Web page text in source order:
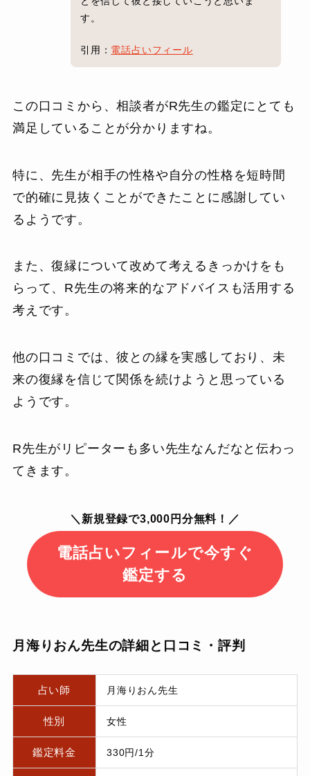
す。
引用： 電話占いフィール
この口コミから、相談者がR先生の鑑定にとても
満足していることが分かりますね。
特に、先生が相手の性格や自分の性格を短時間
で的確に見抜くことができたことに感謝してい
るようです。
また、復縁について改めて考えるきっかけをも
らって、R先生の将来的なアドバイスも活用する
考えです。
他の口コミでは、彼との縁を実感しており、未
来の復縁を信じて関係を続けようと思っている
ようです。
R先生がリピーターも多い先生なんだなと伝わっ
てきます。
＼新規登録で3,000円分無料！／
電話占いフィールで今すぐ
鑑定する
月海りおん先生の詳細と口コミ・評判
占い師 月海りおん先生
性別 女性
鑑定料金 330円/1分